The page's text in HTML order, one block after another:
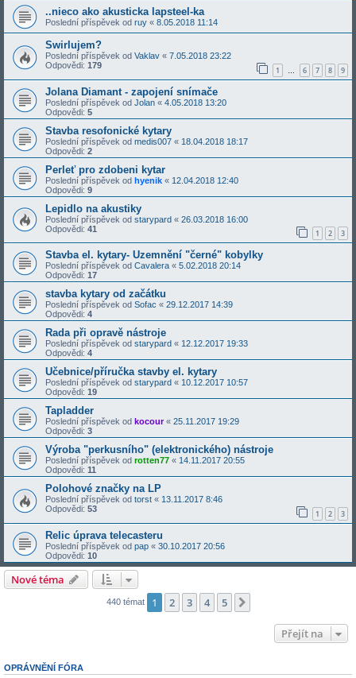
..nieco ako akusticka lapsteel-ka
Poslední příspěvek od ruy « 8.05.2018 11:14
Swirlujem?
Poslední příspěvek od Vaklav « 7.05.2018 23:22
Odpovědi: 179 1 … 6 7 8 9
Jolana Diamant - zapojení snímače
Poslední příspěvek od Jolan « 4.05.2018 13:20
Odpovědi: 5
Stavba resofonické kytary
Poslední příspěvek od medis007 « 18.04.2018 18:17
Odpovědi: 2
Perleť pro zdobeni kytar
Poslední příspěvek od hyenik « 12.04.2018 12:40
Odpovědi: 9
Lepidlo na akustiky
Poslední příspěvek od starypard « 26.03.2018 16:00
Odpovědi: 41 1 2 3
Stavba el. kytary- Uzemnění "černé" kobylky
Poslední příspěvek od Cavalera « 5.02.2018 20:14
Odpovědi: 17
stavba kytary od začátku
Poslední příspěvek od Sofac « 29.12.2017 14:39
Odpovědi: 4
Rada při opravě nástroje
Poslední příspěvek od starypard « 12.12.2017 19:33
Odpovědi: 4
Učebnice/příručka stavby el. kytary
Poslední příspěvek od starypard « 10.12.2017 10:57
Odpovědi: 19
Tapladder
Poslední příspěvek od kocour« 25.11.2017 19:29
Odpovědi: 3
Výroba "perkusního" (elektronického) nástroje
Poslední příspěvek od rotten77 « 14.11.2017 20:55
Odpovědi: 11
Polohové značky na LP
Poslední příspěvek od torst « 13.11.2017 8:46
Odpovědi: 53 1 2 3
Relic úprava telecasteru
Poslední příspěvek od pap « 30.10.2017 20:56
Odpovědi: 10
Nové téma
440 témat 1 2 3 4 5
Přejít na
OPRÁVNĚNÍ FÓRA